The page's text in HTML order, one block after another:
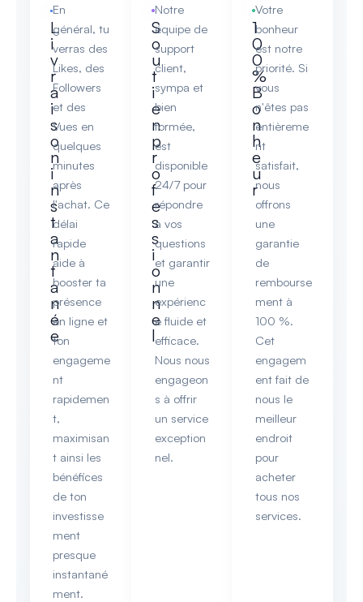
L
i
v
r
a
i
s
o
n
i
n
s
t
a
n
t
a
n
é
e
En
général, tu
verras des
Likes, des
Followers
et des
Vues en
quelques
minutes
après
l'achat. Ce
délai
rapide
aide à
booster ta
présence
en ligne et
ton
engageme
nt
rapidemen
t,
maximisan
t ainsi les
bénéfices
de ton
investisse
ment
presque
instantané
ment.
S
o
u
t
i
e
n
p
r
o
f
e
s
s
i
o
n
n
e
l
Notre
équipe de
support
client,
sympa et
bien
formée,
est
disponible
24/7 pour
répondre
à vos
questions
et garantir
une
expérienc
e fluide et
efficace.
Nous nous
engageon
s à offrir
un service
exception
nel.
1
0
0
%
B
o
n
h
e
u
r
Votre
bonheur
est notre
priorité. Si
vous
n'êtes pas
entièreme
nt
satisfait,
nous
offrons
une
garantie
de
rembourse
ment à
100 %.
Cet
engagem
ent fait de
nous le
meilleur
endroit
pour
acheter
tous nos
services.